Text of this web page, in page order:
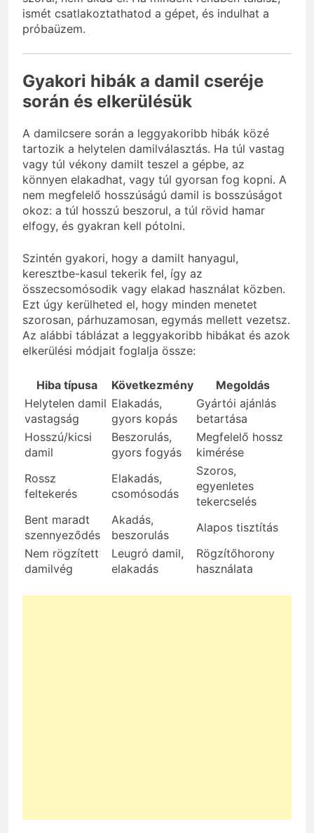
ismét csatlakoztathatod a gépet, és indulhat a
próbaüzem.
Gyakori hibák a damil cseréje
során és elkerülésük
A damilcsere során a leggyakoribb hibák közé
tartozik a helytelen damilválasztás. Ha túl vastag
vagy túl vékony damilt teszel a gépbe, az
könnyen elakadhat, vagy túl gyorsan fog kopni. A
nem megfelelő hosszúságú damil is bosszúságot
okoz: a túl hosszú beszorul, a túl rövid hamar
elfogy, és gyakran kell pótolni.
Szintén gyakori, hogy a damilt hanyagul,
keresztbe-kasul tekerik fel, így az
összecsomósodik vagy elakad használat közben.
Ezt úgy kerülheted el, hogy minden menetet
szorosan, párhuzamosan, egymás mellett vezetsz.
Az alábbi táblázat a leggyakoribb hibákat és azok
elkerülési módjait foglalja össze:
Hiba típusa Következmény
Megoldás
Helytelen damil
vastagság
Elakadás,
gyors kopás
Gyártói ajánlás
betartása
Hosszú/kicsi
damil
Beszorulás,
gyors fogyás
Megfelelő hossz
kimérése
Rossz
feltekerés
Elakadás,
csomósodás
Szoros,
egyenletes
tekercselés
Bent maradt
szennyeződés
Akadás,
beszorulás
Alapos tisztítás
Nem rögzített
damilvég
Leugró damil,
elakadás
Rögzítőhorony
használata